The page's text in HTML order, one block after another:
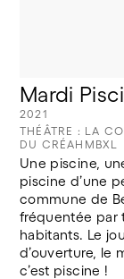
Mardi
2021
THÉÂTRE : LA
DU CRÉAHMBXL
Une piscine,
piscine d’une
commune de
fréquentée par
habitants. Le
d’ouverture, le
c’est piscine !